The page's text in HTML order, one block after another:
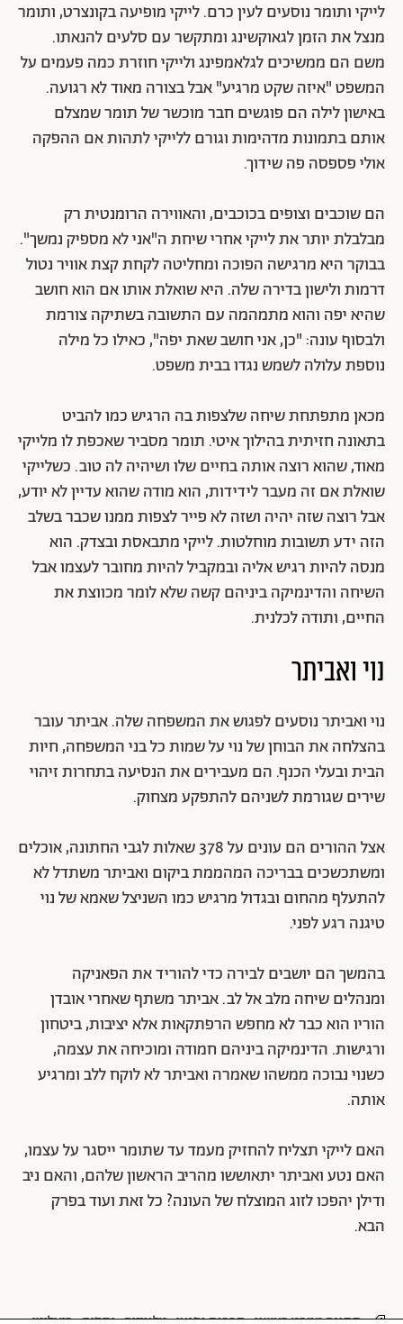
לייקי ותומר נוסעים לעין כרם. לייקי מופיעה בקונצרט, ותומר
מנצל את הזמן לגאוקשינג ומתקשר עם סלעים להנאתו.
משם הם ממשיכים לגלאמפינג ולייקי חוזרת כמה פעמים על
המשפט "איזה שקט מרגיע" אבל בצורה מאוד לא רגועה.
באישון לילה הם פוגשים חבר מוכשר של תומר שמצלם
אותם בתמונות מדהימות וגורם ללייקי לתהות אם ההפקה
אולי פספסה פה שידוך.
הם שוכבים וצופים בכוכבים, והאווירה הרומנטית רק
מבלבלת יותר את לייקי אחרי שיחת ה"אני לא מספיק נמשך".
בבוקר היא מרגישה הפוכה ומחליטה לקחת קצת אוויר נטול
דרמות ולישון בדירה שלה. היא שואלת אותו אם הוא חושב
שהיא יפה והוא מתמהמה עם התשובה בשתיקה צורמת
ולבסוף עונה: "כן, אני חושב שאת יפה", כאילו כל מילה
נוספת עלולה לשמש נגדו בבית משפט.
מכאן מתפתחת שיחה שלצפות בה הרגיש כמו להביט
בתאונה חזיתית בהילוך איטי. תומר מסביר שאכפת לו מלייקי
מאוד, שהוא רוצה אותה בחיים שלו ושיהיה לה טוב. כשלייקי
שואלת אם זה מעבר לידידות, הוא מודה שהוא עדיין לא יודע,
אבל רוצה שזה יהיה ושזה לא פייר לצפות ממנו שכבר בשלב
הזה ידע תשובות מוחלטות. לייקי מתבאסת ובצדק. הוא
מנסה להיות רגיש אליה ובמקביל להיות מחובר לעצמו אבל
השיחה והדינמיקה ביניהם קשה שלא לומר מכווצת את
החיים, ותודה לכלנית.
נוי ואביתר
נוי ואביתר נוסעים לפגוש את המשפחה שלה. אביתר עובר
בהצלחה את הבוחן של נוי על שמות כל בני המשפחה, חיות
הבית ובעלי הכנף. הם מעבירים את הנסיעה בתחרות זיהוי
שירים שגורמת לשניהם להתפקע מצחוק.
אצל ההורים הם עונים על 378 שאלות לגבי החתונה, אוכלים
ומשתכשכים בבריכה המהממת ביקום ואביתר משתדל לא
להתעלף מהחום ובגדול מרגיש כמו השניצל שאמא של נוי
טיגנה רגע לפני.
בהמשך הם יושבים לבירה כדי להוריד את הפאניקה
ומנהלים שיחה מלב אל לב. אביתר משתף שאחרי אובדן
הוריו הוא כבר לא מחפש הרפתקאות אלא יציבות, ביטחון
ורגישות. הדינמיקה ביניהם חמודה ומוכיחה את עצמה,
כשנוי נבוכה ממשהו שאמרה ואביתר לא לוקח ללב ומרגיע
אותה.
האם לייקי תצליח להחזיק מעמד עד שתומר ייסגר על עצמו,
האם נטע ואביתר יתאוששו מהריב הראשון שלהם, והאם ניב
ודילן יהפכו לזוג המוצלח של העונה? כל זאת ועוד בפרק
הבא.